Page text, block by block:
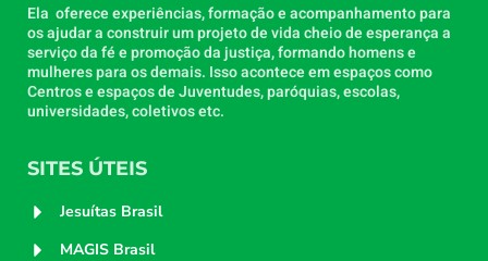
Ela oferece experiências, formação e acompanhamento para
os ajudar a construir um projeto de vida cheio de esperança a
serviço da fé e promoção da justiça, formando homens e
mulheres para os demais. Isso acontece em espaços como
Centros e espaços de Juventudes, paróquias, escolas,
universidades, coletivos etc.
SITES ÚTEIS
Jesuítas Brasil
MAGIS Brasil